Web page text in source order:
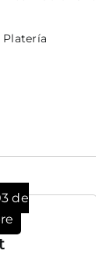
Platería
de